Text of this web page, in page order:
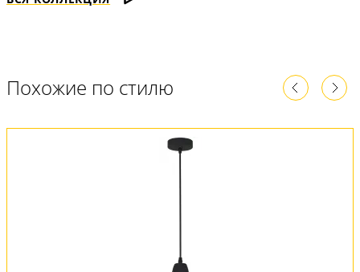
Похожие по стилю